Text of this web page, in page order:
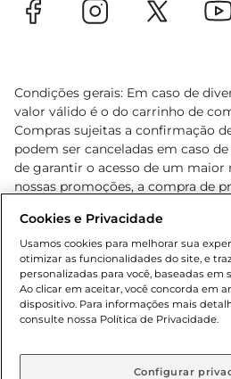
Condições gerais: Em caso de
valor válido é o do carrinho de
Compras sujeitas a confirmação
podem ser canceladas em caso
de garantir o acesso de um maior
nossas promoções, a compra de
cliente. Os preços, ofertas e
o e-commerce e válidos durante o
sofrer alterações sem prévia
de bebidas alcoólicas para
Lei n.º 8069/90, art. 81, inciso II
Adolescente). Preços e condições
aviso prévio. O valor mínimo para
Cookies e Privacidade
Usamos cookies para melhorar sua
otimizar as funcionalidades do site, e
personalizadas para você, baseadas em
Ao clicar em aceitar, você concorda em
dispositivo. Para informações mais
consulte nossa Política de Privacidade.
Configurar